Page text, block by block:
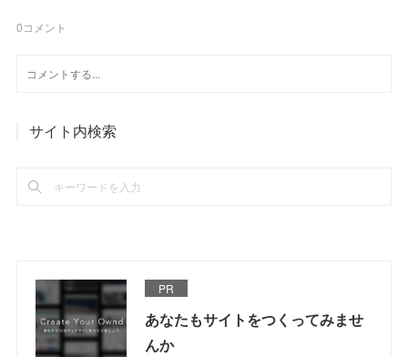
0コメント
サイト内検索
PR
あなたもサイトをつくってみませ
んか